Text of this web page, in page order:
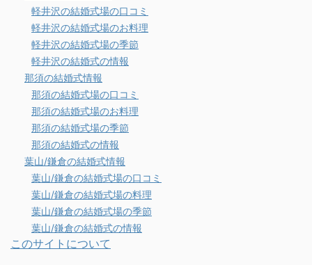
軽井沢の結婚式場の口コミ
軽井沢の結婚式場のお料理
軽井沢の結婚式場の季節
軽井沢の結婚式の情報
那須の結婚式情報
那須の結婚式場の口コミ
那須の結婚式場のお料理
那須の結婚式場の季節
那須の結婚式の情報
葉山/鎌倉の結婚式情報
葉山/鎌倉の結婚式場の口コミ
葉山/鎌倉の結婚式場の料理
葉山/鎌倉の結婚式場の季節
葉山/鎌倉の結婚式の情報
このサイトについて